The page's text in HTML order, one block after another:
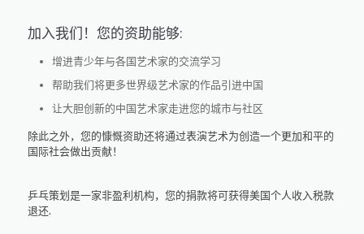
加入我们！您的资助能够:
增进青少年与各国艺术家的交流学习
帮助我们将更多世界级艺术家的作品引进中国
让大胆创新的中国艺术家走进您的城市与社区
除此之外，您的慷慨资助还将通过表演艺术为创造一个更加和平的
国际社会做出贡献！
乒乓策划是一家非盈利机构，您的捐款将可获得美国个人收入税款
退还.